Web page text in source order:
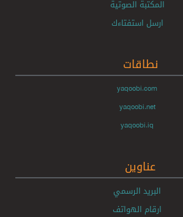
المكتبة الصوتية
ارسل استفتاءك
نطاقات
yaqoobi.com
yaqoobi.net
yaqoobi.iq
عناوين
البريد الرسمي
ارقام الهواتف